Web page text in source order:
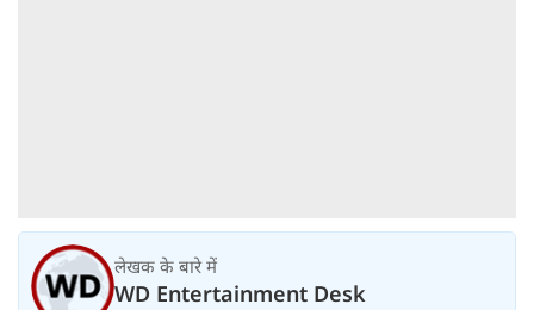
लेखक के बारे में
WD Entertainment Desk